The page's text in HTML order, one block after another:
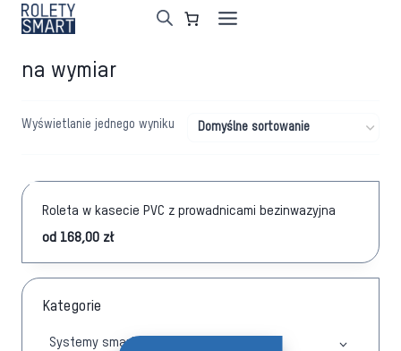
Przejdź
na wymiar
Wyświetlanie jednego wyniku
Roleta w kasecie PVC z prowadnicami bezinwazyjna
od 168,00 zł
Kategorie
Systemy smart